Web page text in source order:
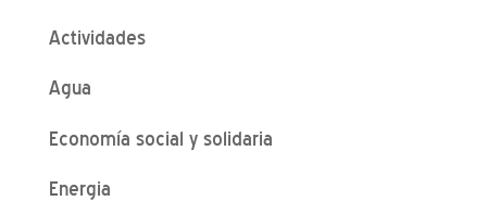
Actividades
Agua
Economía social y solidaria
Energia